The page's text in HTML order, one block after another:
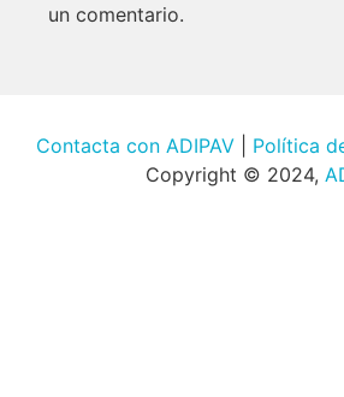
un comentario.
Contacta con ADIPAV Política
Copyright © 2024,